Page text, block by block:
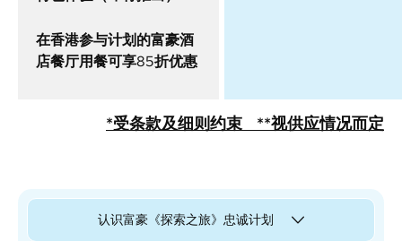
在香港参与计划的富豪酒
店餐厅用餐可享85折优惠
*受条款及细则约束 **视供应情况而定
认识富豪《探索之旅》忠诚计划